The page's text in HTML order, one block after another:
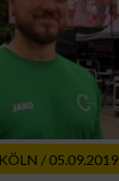
/ 05.09.2019